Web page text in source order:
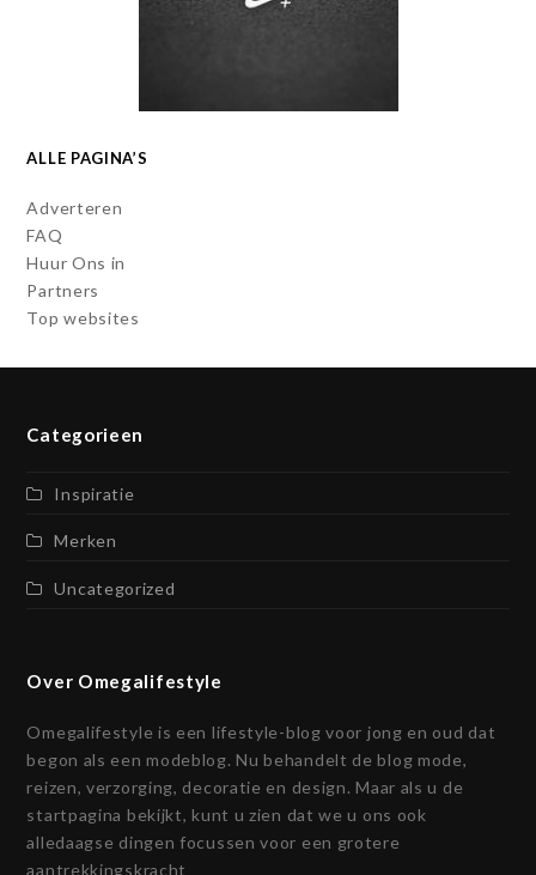
ALLE PAGINA’S
Adverteren
FAQ
Huur Ons in
Partners
Top websites
Categorieen
Inspiratie
Merken
Uncategorized
Over Omegalifestyle
Omegalifestyle is een lifestyle-blog voor jong en oud dat
begon als een modeblog. Nu behandelt de blog mode,
reizen, verzorging, decoratie en design. Maar als u de
startpagina bekijkt, kunt u zien dat we u ons ook
alledaagse dingen focussen voor een grotere
aantrekkingskracht